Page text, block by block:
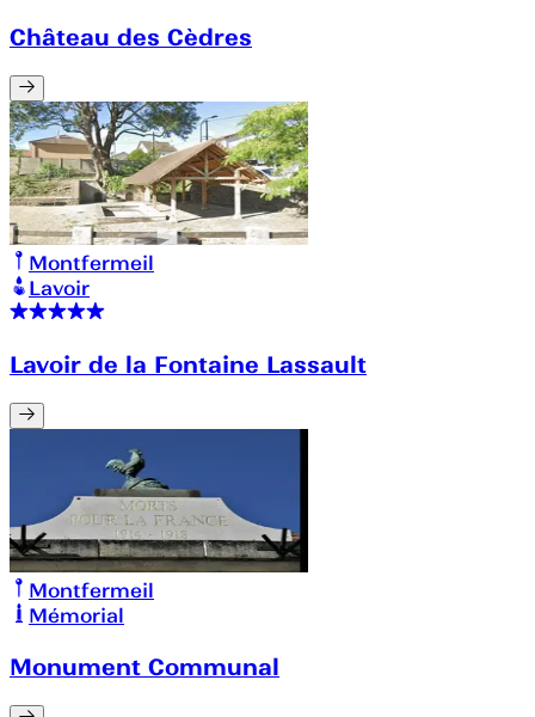
Château des Cèdres
Montfermeil
Lavoir
Lavoir de la Fontaine Lassault
Montfermeil
Mémorial
Monument Communal